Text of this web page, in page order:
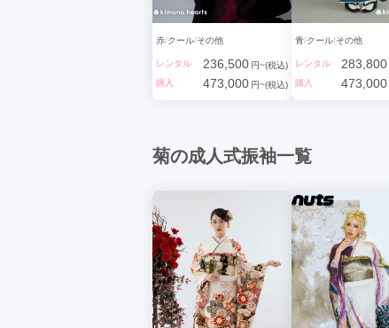
赤 クール その他
レンタル 236,500 円~(税込)
購入
473,000 円~(税込)
青 クール その他
レンタル 283,800
購入
473,000
菊の成人式振袖一覧